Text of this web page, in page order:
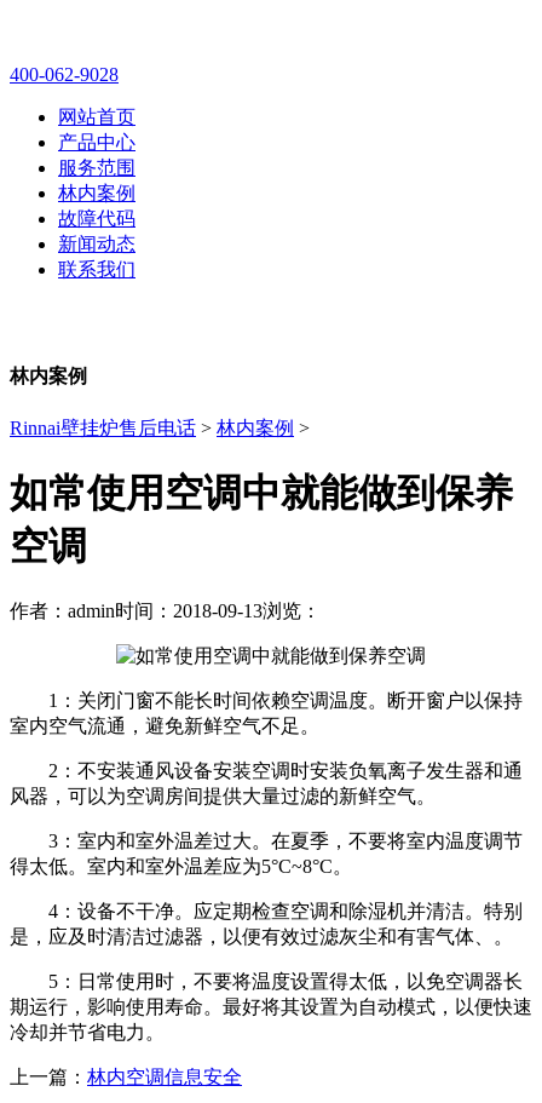
400-062-9028
网站首页
产品中心
服务范围
林内案例
故障代码
新闻动态
联系我们
林内案例
Rinnai壁挂炉售后电话 > 林内案例 >
如常使用空调中就能做到保养
空调
作者：admin时间：2018-09-13浏览：
1：关闭门窗不能长时间依赖空调温度。断开窗户以保持
室内空气流通，避免新鲜空气不足。
2：不安装通风设备安装空调时安装负氧离子发生器和通
风器，可以为空调房间提供大量过滤的新鲜空气。
3：室内和室外温差过大。在夏季，不要将室内温度调节
得太低。室内和室外温差应为5°C~8°C。
4：设备不干净。应定期检查空调和除湿机并清洁。特别
是，应及时清洁过滤器，以便有效过滤灰尘和有害气体、。
5：日常使用时，不要将温度设置得太低，以免空调器长
期运行，影响使用寿命。最好将其设置为自动模式，以便快速
冷却并节省电力。
上一篇： 林内空调信息安全